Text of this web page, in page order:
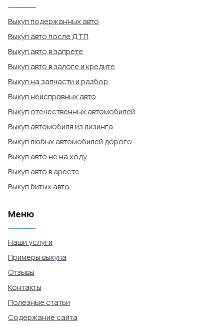
Выкуп подержанных авто
Выкуп авто после ДТП
Выкуп авто в запрете
Выкуп авто в залоге и кредите
Выкуп на запчасти и разбор
Выкуп неисправных авто
Выкуп отечественных автомобилей
Выкуп автомобиля из лизинга
Выкуп любых автомобилей дорого
Выкуп авто не на ходу
Выкуп авто в аресте
Выкуп битых авто
Меню
Наши услуги
Примеры выкупа
Отзывы
Контакты
Полезные статьи
Содержание сайта